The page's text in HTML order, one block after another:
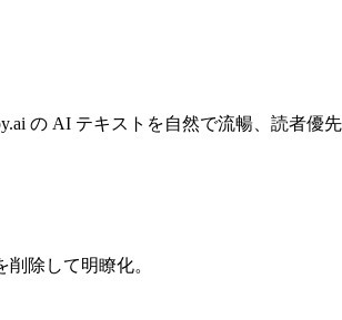
の AI テキストを自然で流暢、読者優
除して明瞭化。